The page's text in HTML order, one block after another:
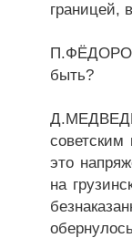
границей,
быть?
это
на